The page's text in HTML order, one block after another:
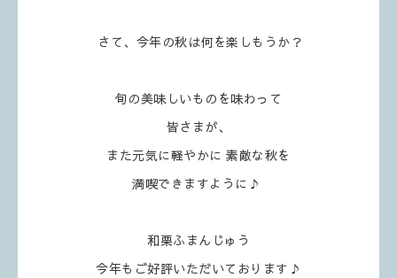
さて、今年の秋は何を楽しもうか？
旬の美味しいものを味わって
皆さまが、
また元気に軽やかに 素敵な秋を
満喫できますように♪
和栗ふまんじゅう
今年もご好評いただいております♪